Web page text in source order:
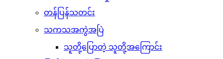
တန်ပြန်သတင်း
သကသအကွဲအပြဲ
သူတို့ပြောတဲ့ သူတို့အကြောင်း